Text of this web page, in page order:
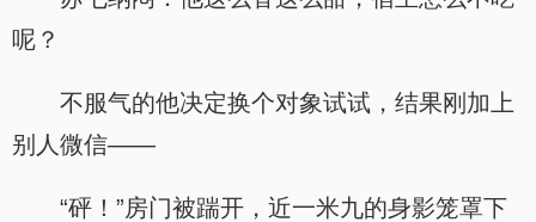
呢？
不服气的他决定换个对象试试，结果刚加上
别人微信——
“砰！”房门被踹开，近一米九的身影笼罩下